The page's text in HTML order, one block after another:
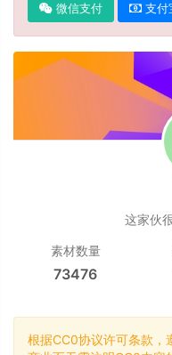
微信支付 支付
这家伙
素材数量
73476
根据CC0协议许可条款，